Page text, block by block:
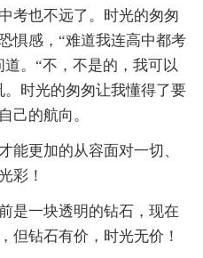
考也不远了。时光的匆匆
惧感，“难道我连高中都考
。“不，不是的，我可以
时光的匆匆让我懂得了要
己的航向。
能更加的从容面对一切、
彩！
是一块透明的钻石，现在
但钻石有价，时光无价！